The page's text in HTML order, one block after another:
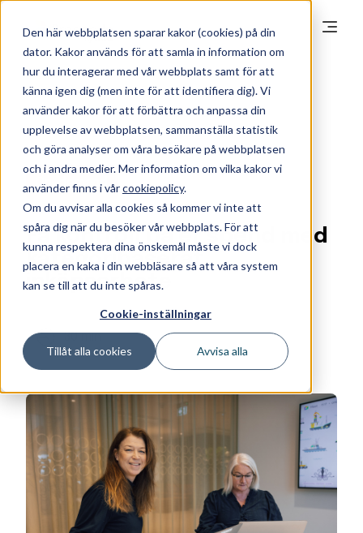
Den här webbplatsen sparar kakor (cookies) på din
dator. Kakor används för att samla in information om
hur du interagerar med vår webbplats samt för att
känna igen dig (men inte för att identifiera dig). Vi
använder kakor för att förbättra och anpassa din
upplevelse av webbplatsen, sammanställa statistik
och göra analyser om våra besökare på webbplatsen
och i andra medier. Mer information om vilka kakor vi
använder finns i vårcookiepolicy.
Om du avvisar alla cookies så kommer vi inte att
spåra dig när du besöker vår webbplats. För att
kunna respektera dina önskemål måste vi dock
placera en kaka i din webbläsare så att våra system
kan se till att du inte spåras.
Cookie-inställningar
Tillåt alla cookies Avvisa alla
On-demand
Få kontroll på er spend med
kategoribaserat
inköpsarbete
30 min